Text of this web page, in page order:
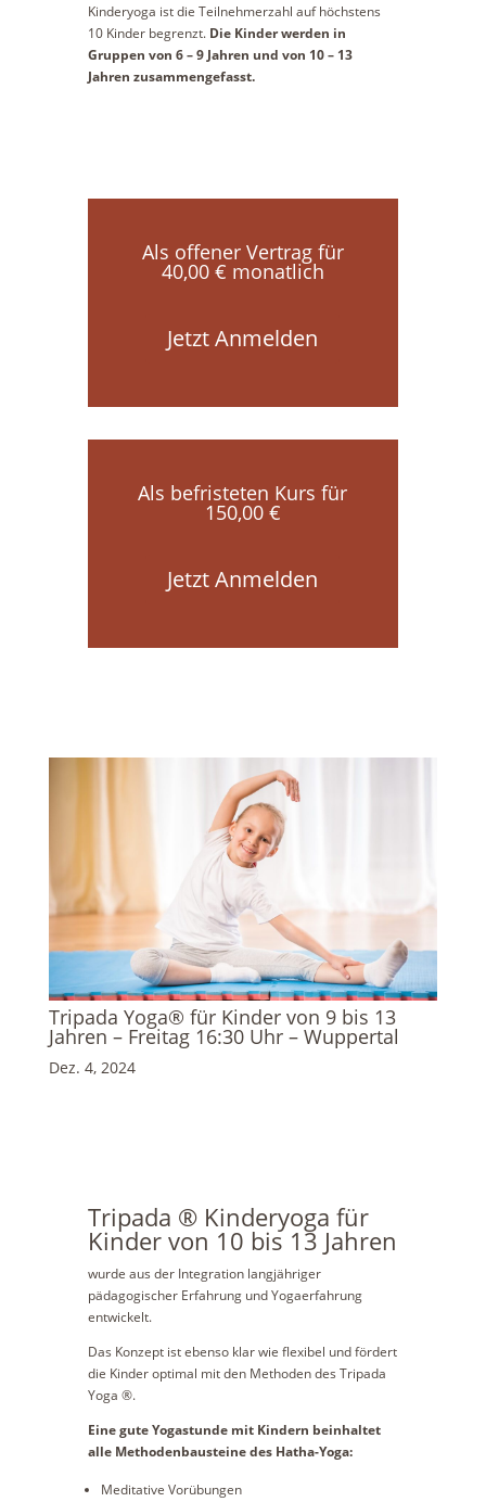
Kinderyoga ist die Teilnehmerzahl auf höchstens
10 Kinder begrenzt. Die Kinder werden in
Gruppen von 6 – 9 Jahren und von 10 – 13
Jahren zusammengefasst.
Als offener Vertrag für
40,00 € monatlich
Jetzt Anmelden
Als befristeten Kurs für
150,00 €
Jetzt Anmelden
Tripada Yoga® für Kinder von 9 bis 13
Jahren – Freitag 16:30 Uhr – Wuppertal
Dez. 4, 2024
Tripada ® Kinderyoga für
Kinder von 10 bis 13 Jahren
wurde aus der Integration langjähriger
pädagogischer Erfahrung und Yogaerfahrung
entwickelt.
Das Konzept ist ebenso klar wie flexibel und fördert
die Kinder optimal mit den Methoden des Tripada
Yoga ®.
Eine gute Yogastunde mit Kindern beinhaltet
alle Methodenbausteine des Hatha-Yoga:
Meditative Vorübungen